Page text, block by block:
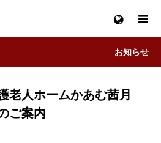
menu
お知らせ
老人ホームかあむ茜月
ご案内